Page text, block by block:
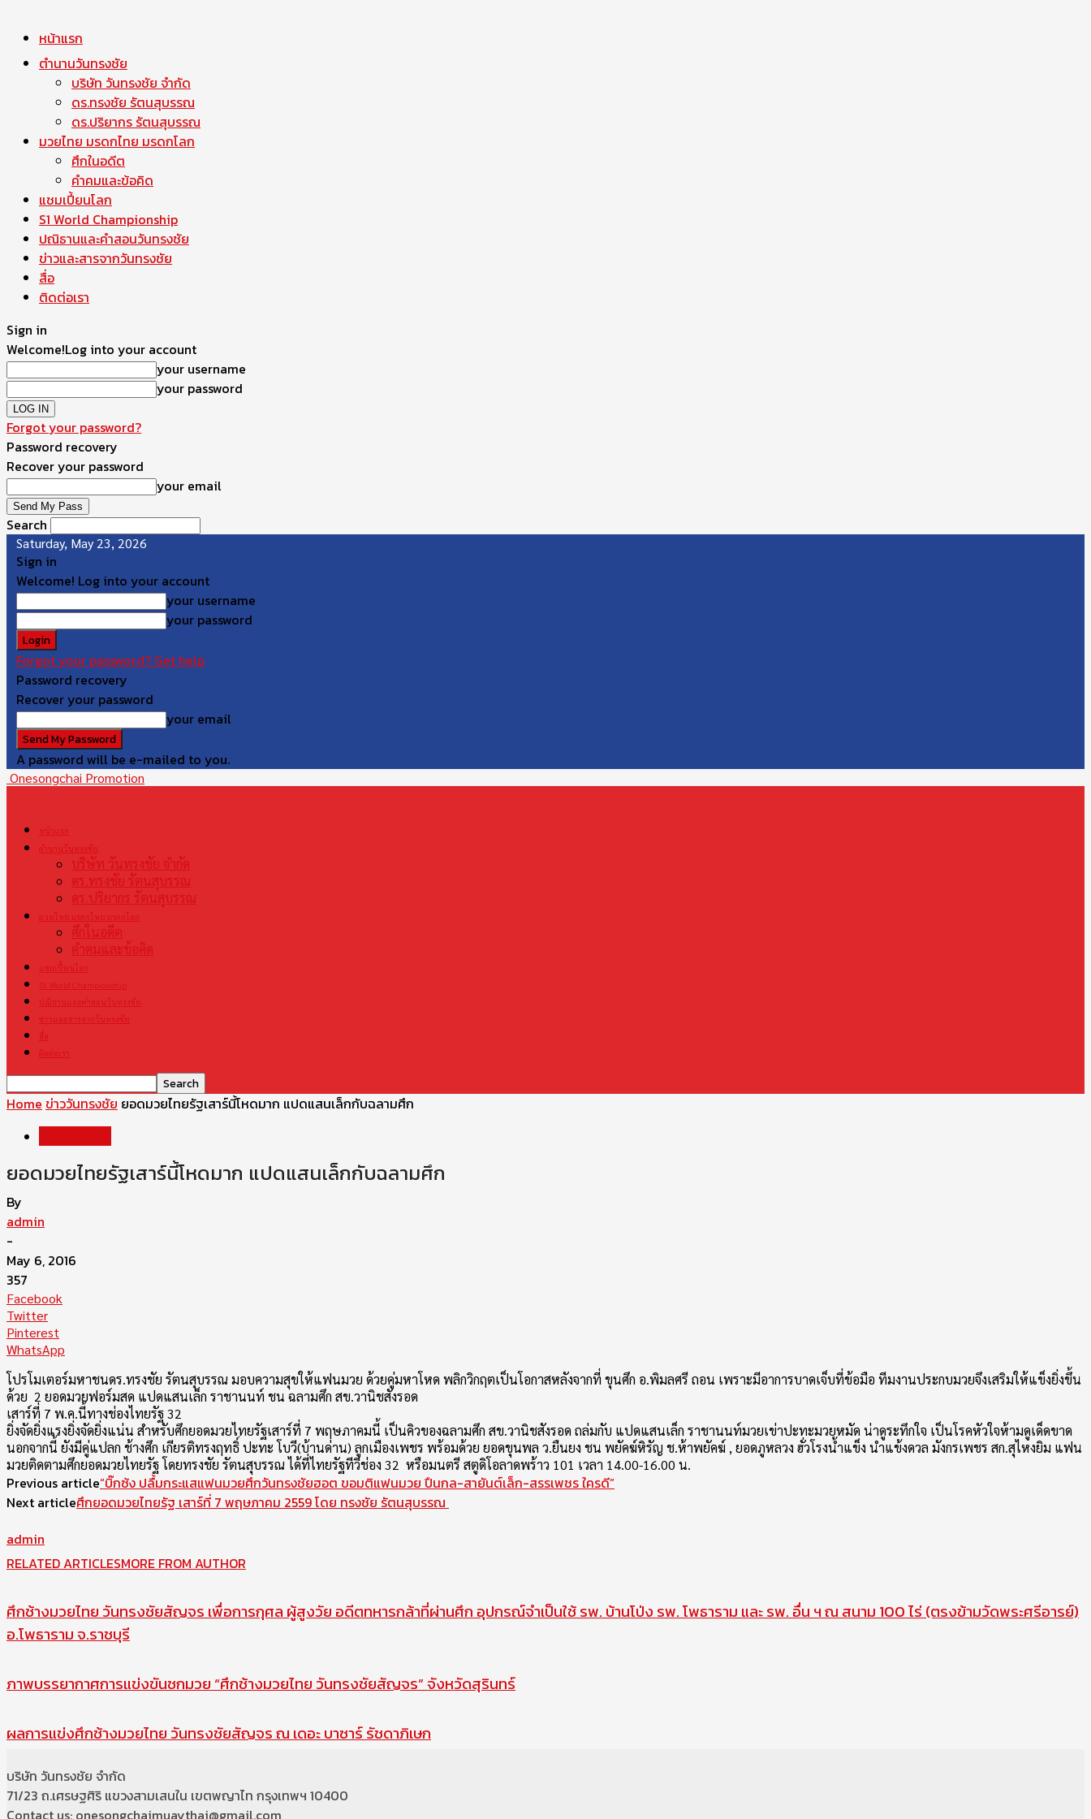
หน้าแรก
ตำนานวันทรงชัย
บริษัท วันทรงชัย จำกัด
ดร.ทรงชัย รัตนสุบรรณ
ดร.ปริยากร รัตนสุบรรณ
มวยไทย มรดกไทย มรดกโลก
ศึกในอดีต
คำคมและข้อคิด
แชมเปี้ยนโลก
S1 World Championship
ปณิธานและคำสอนวันทรงชัย
ข่าวและสารจากวันทรงชัย
สื่อ
ติดต่อเรา
Sign in
Welcome!Log into your account
your username
your password
Forgot your password?
Password recovery
Recover your password
your email
Search
Saturday, May 23, 2026
Sign in
Welcome! Log into your account
your username
your password
Forgot your password? Get help
Password recovery
Recover your password
your email
A password will be e-mailed to you.
Onesongchai Promotion
หน้าแรก
ตำนานวันทรงชัย
บริษัท วันทรงชัย จำกัด
ดร.ทรงชัย รัตนสุบรรณ
ดร.ปริยากร รัตนสุบรรณ
มวยไทย มรดกไทย มรดกโลก
ศึกในอดีต
คำคมและข้อคิด
แชมเปี้ยนโลก
S1 World Championship
ปณิธานและคำสอนวันทรงชัย
ข่าวและสารจากวันทรงชัย
สื่อ
ติดต่อเรา
Home ข่าววันทรงชัย ยอดมวยไทยรัฐเสาร์นี้โหดมาก แปดแสนเล็กกับฉลามศึก
ยอดมวยไทยรัฐเสาร์นี้โหดมาก แปดแสนเล็กกับฉลามศึก
By
admin
-
May 6, 2016
357
Facebook
Twitter
Pinterest
WhatsApp
โปรโมเตอร์มหาชนดร.ทรงชัย รัตนสุบรรณ มอบความสุขให้แฟนมวย ด้วยคู่มหาโหด พลิกวิกฤตเป็นโอกาสหลังจากที่ ขุนศึก อ.พิมลศรี ถอน เพราะมีอาการบาดเจ็บที่ข้อมือ ทีมงานประกบมวยจึงเสริมให้แข็งยิ่งขึ้น
ด้วย 2 ยอดมวยฟอร์มสด แปดแสนเล็ก ราชานนท์ ชน ฉลามศึก สข.วานิชสังรอด
เสาร์ที่ 7 พ.ค.นี้ทางช่องไทยรัฐ 32
ยิ่งจัดยิ่งแรงยิ่งจัดยิ่งแน่น สำหรับศึกยอดมวยไทยรัฐเสาร์ที่ 7 พฤษภาคมนี้ เป็นคิวของฉลามศึก สข.วานิชสังรอด ถล่มกับ แปดแสนเล็ก ราชานนท์มวยเข่าปะทะมวยหมัด น่าดูระทึกใจ เป็นโรคหัวใจห้ามดูเด็ดขาด
นอกจากนี้ ยังมีคู่แปลก ช้างศึก เกียรติทรงฤทธิ์ ปะทะ โบวี(บ้านด่าน) ลูกเมืองเพชร พร้อมด้วย ยอดขุนพล ว.ยืนยง ชน พยัคฆ์หิรัญ ช.ห้าพยัคฆ์ , ยอดภูหลวง ฮั่วโรงน้ำแข็ง นำแข้งดวล มังกรเพชร สก.สุไหงยิม แฟน
มวยติดตามศึกยอดมวยไทยรัฐ โดยทรงชัย รัตนสุบรรณ ได้ที่ไทยรัฐทีวีช่อง 32 หรือมนตรี สตูดิโอลาดพร้าว 101 เวลา 14.00-16.00 น.
Previous article“บิ๊กซ้ง ปลื้มกระแสแฟนมวยศึกวันทรงชัยฮอต ขอมติแฟนมวย ปืนกล-สายันต์เล็ก-สรรเพชร ใครดี”
Next articleศึกยอดมวยไทยรัฐ เสาร์ที่ 7 พฤษภาคม 2559 โดย ทรงชัย รัตนสุบรรณ
admin
RELATED ARTICLESMORE FROM AUTHOR
ศึกช้างมวยไทย วันทรงชัยสัญจร เพื่อการกุศล ผู้สูงวัย อดีตทหารกล้าที่ผ่านศึก อุปกรณ์จำเป็นใช้ รพ. บ้านโป่ง รพ. โพธาราม และ รพ. อื่น ฯ ณ สนาม 100 ไร่ (ตรงข้ามวัดพระศรีอารย์)
อ.โพธาราม จ.ราชบุรี
ภาพบรรยากาศการแข่งขันชกมวย “ศึกช้างมวยไทย วันทรงชัยสัญจร” จังหวัดสุรินทร์
ผลการแข่งศึกช้างมวยไทย วันทรงชัยสัญจร ณ เดอะ บาซาร์ รัชดาภิเษก
บริษัท วันทรงชัย จำกัด
71/23 ถ.เศรษฐศิริ แขวงสามเสนใน เขตพญาไท กรุงเทพฯ 10400
Contact us: onesongchaimuaythai@gmail.com